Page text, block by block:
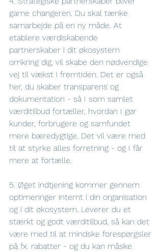
game changeren. Du skal tænke
samarbejde på en ny måde. At
etablere værdiskabende
partnerskaber i dit økosystem
omkring dig, vil skabe den nødvendige
vej til vækst i fremtiden. Det er også
her, du skaber transparens og
dokumentation - så I som samlet
værditilbud fortæller, hvordan I gør
kunder, forbrugere og samfundet
mere bæredygtige. Det vil være med
til at styrke alles forretning - og I får
mere at fortælle.
5. Øget indtjening kommer gennem
optimeringer internt i din organisation
og i dit økosystem. Leverer du et
stærkt og godt værditilbud, så kan det
være med til at mindske forespørgsler
på fx. rabatter - og du kan måske